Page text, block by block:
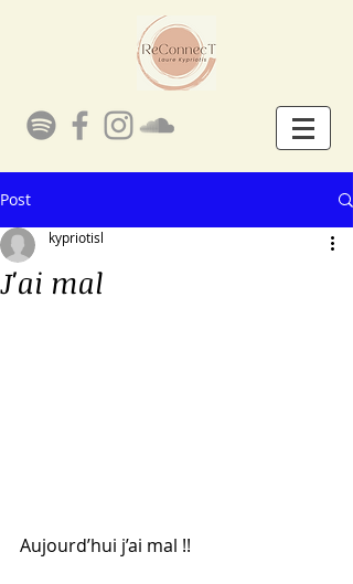
Post
J'ai mal
kypriotisl
Aujourd’hui j’ai mal !!